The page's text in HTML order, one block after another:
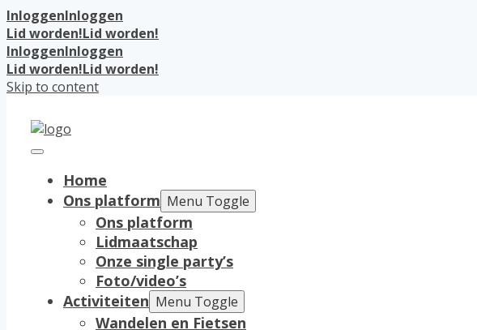
InloggenInloggen
Lid worden!Lid worden!
InloggenInloggen
Lid worden!Lid worden!
Skip to content
Home
Ons platform Menu Toggle
Ons platform
Lidmaatschap
Onze single party’s
Foto/video’s
Activiteiten Menu Toggle
Wandelen en Fietsen